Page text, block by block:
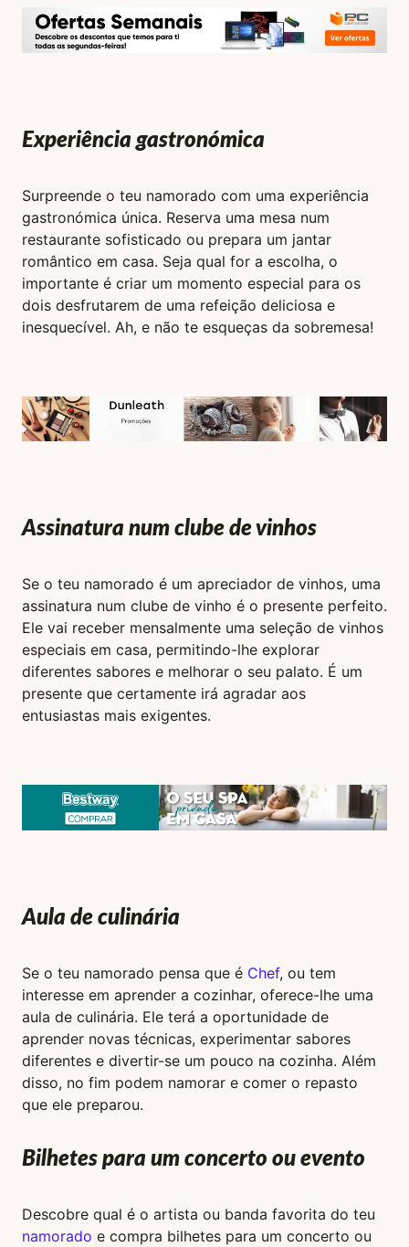
Experiência gastronómica
Surpreende o teu namorado com uma experiência
gastronómica única. Reserva uma mesa num
restaurante sofisticado ou prepara um jantar
romântico em casa. Seja qual for a escolha, o
importante é criar um momento especial para os
dois desfrutarem de uma refeição deliciosa e
inesquecível. Ah, e não te esqueças da sobremesa!
Assinatura num clube de vinhos
Se o teu namorado é um apreciador de vinhos, uma
assinatura num clube de vinho é o presente perfeito.
Ele vai receber mensalmente uma seleção de vinhos
especiais em casa, permitindo-lhe explorar
diferentes sabores e melhorar o seu palato. É um
presente que certamente irá agradar aos
entusiastas mais exigentes.
Aula de culinária
Se o teu namorado pensa que é Chef, ou tem
interesse em aprender a cozinhar, oferece-lhe uma
aula de culinária. Ele terá a oportunidade de
aprender novas técnicas, experimentar sabores
diferentes e divertir-se um pouco na cozinha. Além
disso, no fim podem namorar e comer o repasto
que ele preparou.
Bilhetes para um concerto ou evento
Descobre qual é o artista ou banda favorita do teu
namorado e compra bilhetes para um concerto ou